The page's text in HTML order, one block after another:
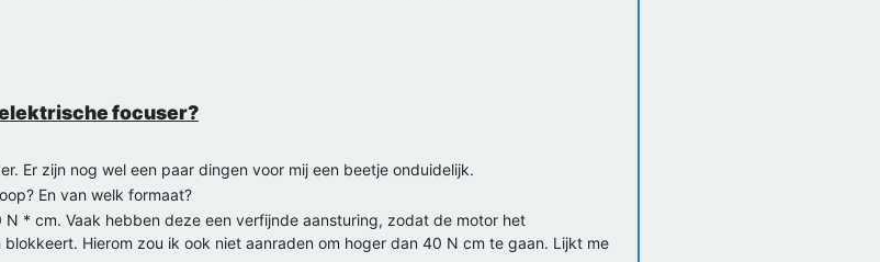
replay en dromen?
kijken naar studies met bijvoorbeeld fMRI of EEG beelden tijdens dromen.
en til je het onderzoek een beetje uit het zweverige domein, waar men wel
en hebben hierover een boek geschreven. Hierin zit een hoofdstuk
Introduction". Zo krijg je direct het technische perspectief van de auteurs en hun
class/psych209/Readings/SuttonBartoIPRLBook2ndEd.pdf]
elektrische focuser?
Er zijn nog wel een paar dingen voor mij een beetje onduidelijk.
En van welk formaat?
* cm. Vaak hebben deze een verfijnde aansturing, zodat de motor het
Hierom zou ik ook niet aanraden om hoger dan 40 N cm te gaan. Lijkt me